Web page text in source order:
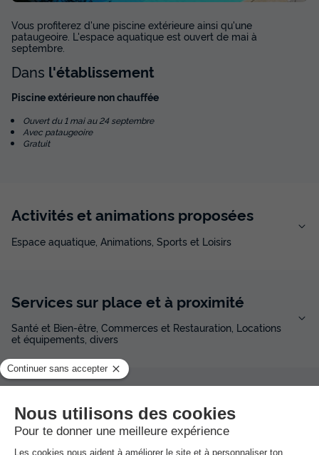
Vous profiterez d'une piscine extérieure ainsi qu'une
pataugeoire. L'espace aquatique est ouvert de mai à
septembre.
Dans l'établissement
Piscine extérieure non chauffée
Ouvert du 1 mai au 24 septembre
Avec pataugeoire
Gratuit
Activités et animations proposées
Espace aquatique, Animations, Sports et Loisirs
Services sur place et à proximité
Santé et Bien-être, Commerces et Restauration, Locations
et équipements, divers
Avis sur Camping Le Pech de Caumont
★★★